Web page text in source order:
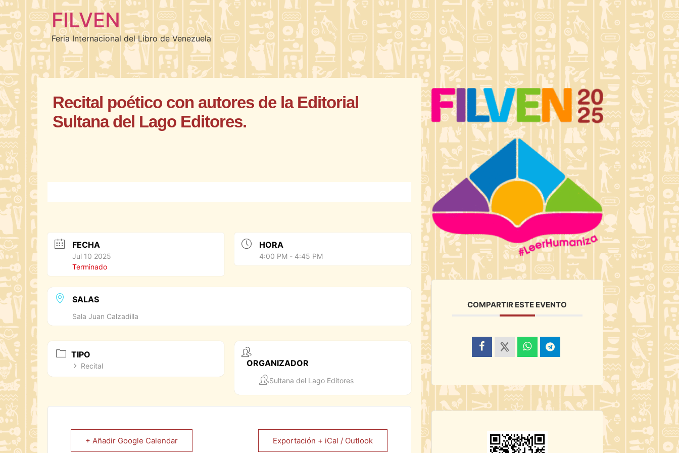
FILVEN
Feria Internacional del Libro de Venezuela
Recital poético con autores de la Editorial
Sultana del Lago Editores.
FECHA
Jul 10 2025
Terminado
HORA
4:00 PM - 4:45 PM
SALAS
Sala Juan Calzadilla
TIPO
Recital ORGANIZADOR
Sultana del Lago Editores
+ Añadir Google Calendar Exportación + iCal / Outlook
COMPARTIR ESTE EVENTO